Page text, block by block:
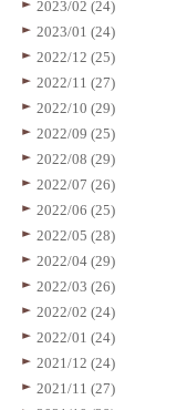
2023/02 (24)
2023/01 (24)
2022/12 (25)
2022/11 (27)
2022/10 (29)
2022/09 (25)
2022/08 (29)
2022/07 (26)
2022/06 (25)
2022/05 (28)
2022/04 (29)
2022/03 (26)
2022/02 (24)
2022/01 (24)
2021/12 (24)
2021/11 (27)